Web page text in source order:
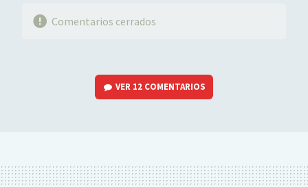
Comentarios cerrados
VER 12 COMENTARIOS